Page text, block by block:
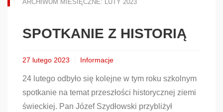
ARCHIWUM MIESIĘCZNE: LUTY 2023
SPOTKANIE Z HISTORIĄ
27 lutego 2023 Informacje
24 lutego odbyło się kolejne w tym roku szkolnym
spotkanie na temat przeszłości historycznej ziemi
świeckiej. Pan Józef Szydłowski przybliżył